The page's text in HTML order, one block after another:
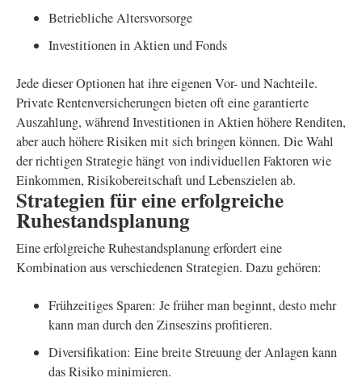
Betriebliche Altersvorsorge
Investitionen in Aktien und Fonds
Jede dieser Optionen hat ihre eigenen Vor- und Nachteile.
Private Rentenversicherungen bieten oft eine garantierte
Auszahlung, während Investitionen in Aktien höhere Renditen,
aber auch höhere Risiken mit sich bringen können. Die Wahl
der richtigen Strategie hängt von individuellen Faktoren wie
Einkommen, Risikobereitschaft und Lebenszielen ab.
Strategien für eine erfolgreiche
Ruhestandsplanung
Eine erfolgreiche Ruhestandsplanung erfordert eine
Kombination aus verschiedenen Strategien. Dazu gehören:
Frühzeitiges Sparen: Je früher man beginnt, desto mehr
kann man durch den Zinseszins profitieren.
Diversifikation: Eine breite Streuung der Anlagen kann
das Risiko minimieren.